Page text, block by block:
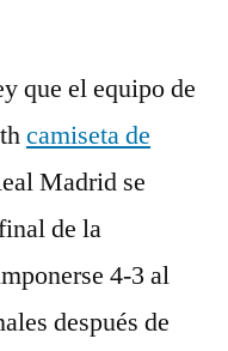
que el equipo de
camiseta de
Madrid se
de la
4-3 al
después de